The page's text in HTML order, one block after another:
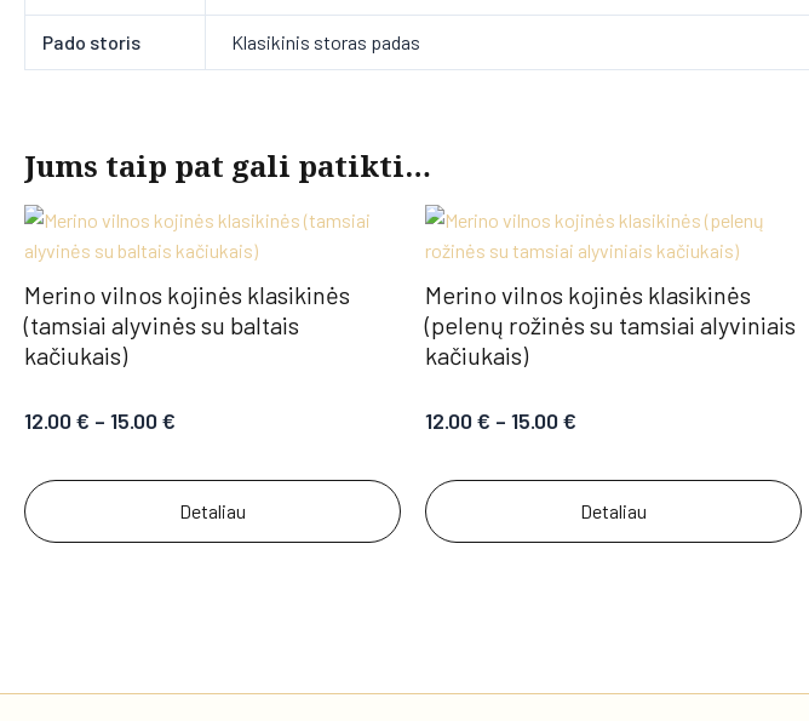
Pado storis Klasikinis storas padas
Jums taip pat gali patikti…
Merino vilnos kojinės klasikinės
(tamsiai alyvinės su baltais
kačiukais)
12.00€ – 15.00€
Detaliau
Merino vilnos kojinės klasikinės
(pelenų rožinės su tamsiai alyviniais
kačiukais)
12.00€ – 15.00€
Detaliau